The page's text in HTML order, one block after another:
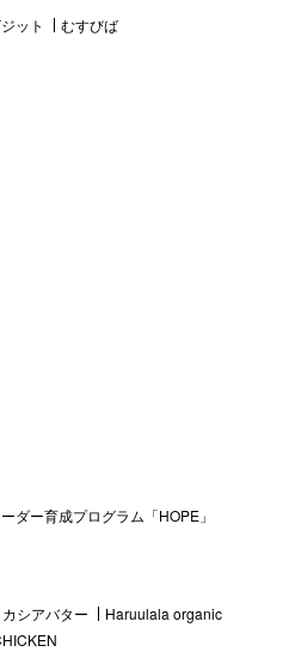
ット むすびば
ダー育成プログラム「HOPE」
シアバター
Haruulala organic